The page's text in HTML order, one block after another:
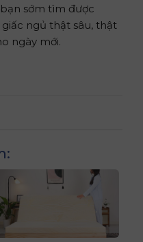
sớm tìm được
ngủ thật sâu, thật
ngày mới.